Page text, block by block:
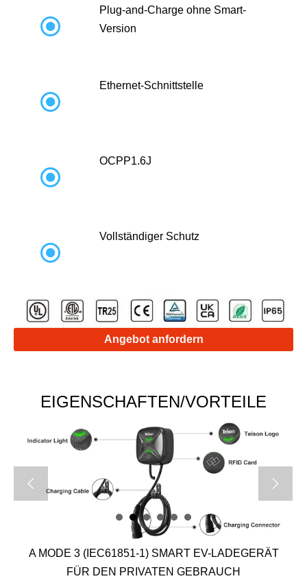

Plug-and-Charge ohne Smart-
Version

Ethernet-Schnittstelle

OCPP1.6J

Vollständiger Schutz
Angebot anfordern
EIGENSCHAFTEN/VORTEILE
 
A MODE 3 (IEC61851-1) SMART EV-LADEGERÄT
FÜR DEN PRIVATEN GEBRAUCH